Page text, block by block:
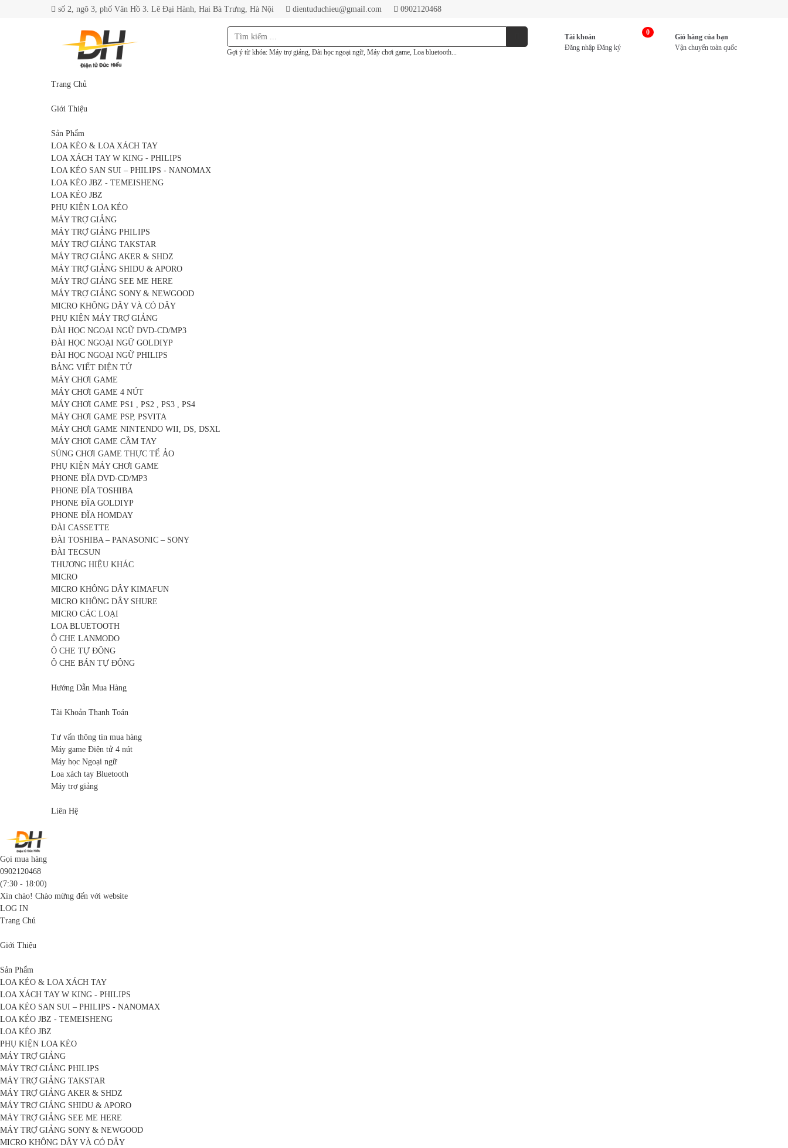
số 2, ngõ 3, phố Vân Hồ 3. Lê Đại Hành, Hai Bà Trưng, Hà Nội dientuduchieu@gmail.com 0902120468
Gợi ý từ khóa: Máy trợ giảng, Đài học ngoại ngữ, Máy chơi game, Loa bluetooth...
Tài khoản
Đăng nhập Đăng ký
0
Giỏ hàng của bạn
Vận chuyển toàn quốc
Trang Chủ
Giới Thiệu
Sản Phẩm
LOA KÉO & LOA XÁCH TAY
LOA XÁCH TAY W KING - PHILIPS
LOA KÉO SAN SUI – PHILIPS - NANOMAX
LOA KÉO JBZ - TEMEISHENG
LOA KÉO JBZ
PHỤ KIỆN LOA KÉO
MÁY TRỢ GIẢNG
MÁY TRỢ GIẢNG PHILIPS
MÁY TRỢ GIẢNG TAKSTAR
MÁY TRỢ GIẢNG AKER & SHDZ
MÁY TRỢ GIẢNG SHIDU & APORO
MÁY TRỢ GIẢNG SEE ME HERE
MÁY TRỢ GIẢNG SONY & NEWGOOD
MICRO KHÔNG DÂY VÀ CÓ DÂY
PHỤ KIỆN MÁY TRỢ GIẢNG
ĐÀI HỌC NGOẠI NGỮ DVD-CD/MP3
ĐÀI HỌC NGOẠI NGỮ GOLDIYP
ĐÀI HỌC NGOẠI NGỮ PHILIPS
BẢNG VIẾT ĐIỆN TỬ
MÁY CHƠI GAME
MÁY CHƠI GAME 4 NÚT
MÁY CHƠI GAME PS1 , PS2 , PS3 , PS4
MÁY CHƠI GAME PSP, PSVITA
MÁY CHƠI GAME NINTENDO WII, DS, DSXL
MÁY CHƠI GAME CẦM TAY
SÚNG CHƠI GAME THỰC TẾ ẢO
PHỤ KIỆN MÁY CHƠI GAME
PHONE ĐĨA DVD-CD/MP3
PHONE ĐĨA TOSHIBA
PHONE ĐĨA GOLDIYP
PHONE ĐĨA HOMDAY
ĐÀI CASSETTE
ĐÀI TOSHIBA – PANASONIC – SONY
ĐÀI TECSUN
THƯƠNG HIỆU KHÁC
MICRO
MICRO KHÔNG DÂY KIMAFUN
MICRO KHÔNG DÂY SHURE
MICRO CÁC LOẠI
LOA BLUETOOTH
Ô CHE LANMODO
Ô CHE TỰ ĐỘNG
Ô CHE BÁN TỰ ĐỘNG
Hướng Dẫn Mua Hàng
Tài Khoản Thanh Toán
Tư vấn thông tin mua hàng
Máy game Điện tử 4 nút
Máy học Ngoại ngữ
Loa xách tay Bluetooth
Máy trợ giảng
Liên Hệ
Gọi mua hàng
0902120468
(7:30 - 18:00)
Xin chào! Chào mừng đến với website
LOG IN
Trang Chủ
Giới Thiệu
Sản Phẩm
LOA KÉO & LOA XÁCH TAY
LOA XÁCH TAY W KING - PHILIPS
LOA KÉO SAN SUI – PHILIPS - NANOMAX
LOA KÉO JBZ - TEMEISHENG
LOA KÉO JBZ
PHỤ KIỆN LOA KÉO
MÁY TRỢ GIẢNG
MÁY TRỢ GIẢNG PHILIPS
MÁY TRỢ GIẢNG TAKSTAR
MÁY TRỢ GIẢNG AKER & SHDZ
MÁY TRỢ GIẢNG SHIDU & APORO
MÁY TRỢ GIẢNG SEE ME HERE
MÁY TRỢ GIẢNG SONY & NEWGOOD
MICRO KHÔNG DÂY VÀ CÓ DÂY